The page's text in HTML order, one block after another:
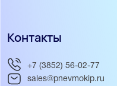
Контакты
+7 (3852) 56-02-77
sales@pnevmokip.ru